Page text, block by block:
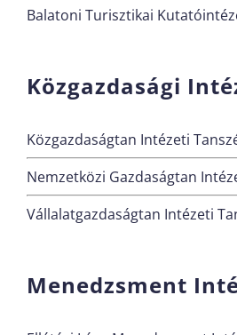
Balatoni Turisztikai
Közgazdasági
Közgazdaságtan Intézeti
Nemzetközi Gazdaságtan
Vállalatgazdaságtan Intézeti
Menedzsment